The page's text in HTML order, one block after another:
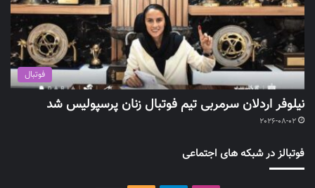
فوتبال
نیلوفر اردلان سرمربی تیم فوتبال زنان پرسپولیس شد
2026-08-02
فوتبالز در شبکه های اجتماعی